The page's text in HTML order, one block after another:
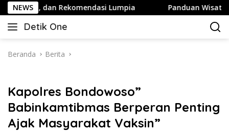
Langsung
ke
konten
NEWS
Rekomendasi Lumpia Panduan Wisata Keluarga ke
Detik One
Tajam
Fakta
Beranda Berita
Kapolres Bondowoso”
Babinkamtibmas Berperan Penting
Ajak Masyarakat Vaksin”